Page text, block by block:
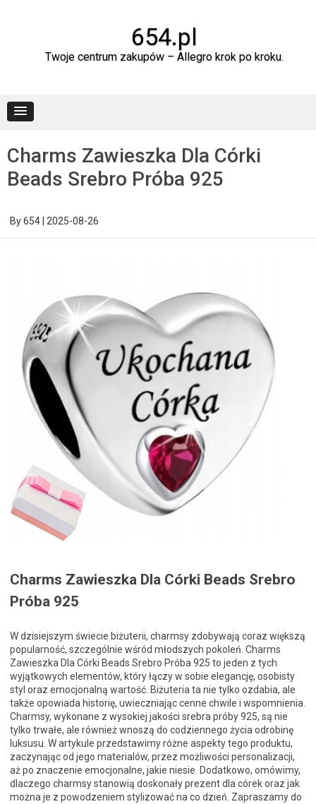
654.pl
Twoje centrum zakupów – Allegro krok po kroku.
Charms Zawieszka Dla Córki
Beads Srebro Próba 925
By654 2025-08-26
Charms Zawieszka Dla Córki Beads Srebro
Próba 925
W dzisiejszym świecie biżuterii, charmsy zdobywają coraz większą
popularność, szczególnie wśród młodszych pokoleń. Charms
Zawieszka Dla Córki Beads Srebro Próba 925 to jeden z tych
wyjątkowych elementów, który łączy w sobie elegancję, osobisty
styl oraz emocjonalną wartość. Biżuteria ta nie tylko ozdabia, ale
także opowiada historię, uwieczniając cenne chwile i wspomnienia.
Charmsy, wykonane z wysokiej jakości srebra próby 925, są nie
tylko trwałe, ale również wnoszą do codziennego życia odrobinę
luksusu. W artykule przedstawimy różne aspekty tego produktu,
zaczynając od jego materialów, przez możliwości personalizacji,
aż po znaczenie emocjonalne, jakie niesie. Dodatkowo, omówimy,
dlaczego charmsy stanowią doskonały prezent dla córek oraz jak
można je z powodzeniem stylizować na co dzień. Zapraszamy do